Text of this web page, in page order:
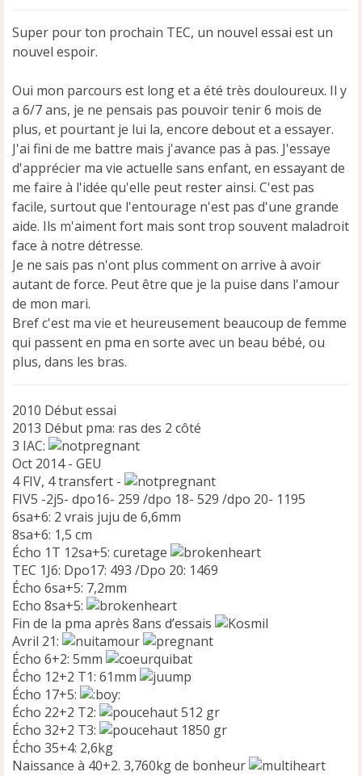
s
a
n
o
n
l
u
Super pour ton prochain TEC, un nouvel essai est un
nouvel espoir.
Oui mon parcours est long et a été très douloureux. Il y
a 6/7 ans, je ne pensais pas pouvoir tenir 6 mois de
plus, et pourtant je lui la, encore debout et a essayer.
J'ai fini de me battre mais j'avance pas à pas. J'essaye
d'apprécier ma vie actuelle sans enfant, en essayant de
me faire à l'idée qu'elle peut rester ainsi. C'est pas
facile, surtout que l'entourage n'est pas d'une grande
aide. Ils m'aiment fort mais sont trop souvent maladroit
face à notre détresse.
Je ne sais pas n'ont plus comment on arrive à avoir
autant de force. Peut être que je la puise dans l'amour
de mon mari.
Bref c'est ma vie et heureusement beaucoup de femme
qui passent en pma en sorte avec un beau bébé, ou
plus, dans les bras.
2010 Début essai
2013 Début pma: ras des 2 côté
3 IAC:
Oct 2014 - GEU
4 FIV, 4 transfert -
FIV5 -2j5- dpo16- 259 /dpo 18- 529 /dpo 20- 1195
6sa+6: 2 vrais juju de 6,6mm
8sa+6: 1,5 cm
Écho 1T 12sa+5: curetage
TEC 1J6: Dpo17: 493 /Dpo 20: 1469
Écho 6sa+5: 7,2mm
Echo 8sa+5:
Fin de la pma après 8ans d’essais
Avril 21:
Écho 6+2: 5mm
Écho 12+2 T1: 61mm
Écho 17+5:
Écho 22+2 T2:
512 gr
Écho 32+2 T3:
1850 gr
Écho 35+4: 2,6kg
Naissance à 40+2. 3,760kg de bonheur